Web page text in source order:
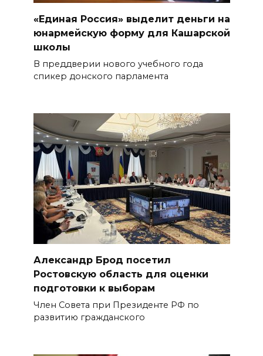
«Единая Россия» выделит деньги на
юнармейскую форму для Кашарской
школы
В преддверии нового учебного года
спикер донского парламента
Александр Брод посетил
Ростовскую область для оценки
подготовки к выборам
Член Совета при Президенте РФ по
развитию гражданского